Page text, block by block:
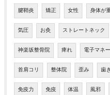
腱鞘炎 矯正 女性 身体が
気圧 お灸 ストレートネック
神楽坂整骨院 痺れ 電子マネー
首肩コリ 整体院 歪み 歯
免疫力 免疫 体温 風邪